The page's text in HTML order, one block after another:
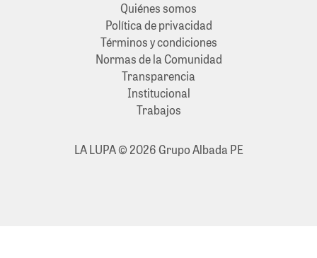
Quiénes somos
Política de privacidad
Términos y condiciones
Normas de la Comunidad
Transparencia
Institucional
Trabajos
LA LUPA © 2026 Grupo Albada PE